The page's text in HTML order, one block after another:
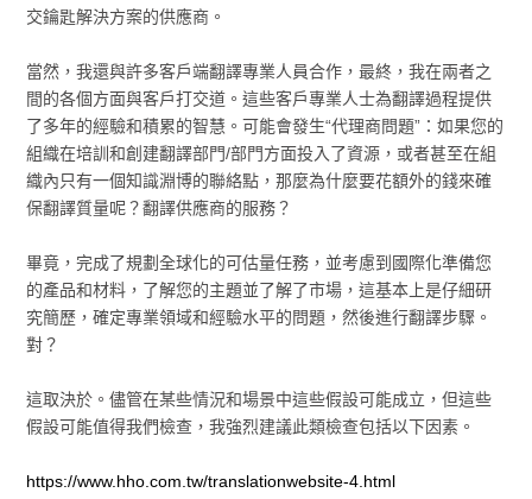
交鑰匙解決方案的供應商。
當然，我還與許多客戶端翻譯專業人員合作，最終，我在兩者之
間的各個方面與客戶打交道。這些客戶專業人士為翻譯過程提供
了多年的經驗和積累的智慧。可能會發生“代理商問題”：如果您的
組織在培訓和創建翻譯部門/部門方面投入了資源，或者甚至在組
織內只有一個知識淵博的聯絡點，那麼為什麼要花額外的錢來確
保翻譯質量呢？翻譯供應商的服務？
畢竟，完成了規劃全球化的可估量任務，並考慮到國際化準備您
的產品和材料，了解您的主題並了解了市場，這基本上是仔細研
究簡歷，確定專業領域和經驗水平的問題，然後進行翻譯步驟。
對？
這取決於。儘管在某些情況和場景中這些假設可能成立，但這些
假設可能值得我們檢查，我強烈建議此類檢查包括以下因素。
https://www.hho.com.tw/translationwebsite-4.html